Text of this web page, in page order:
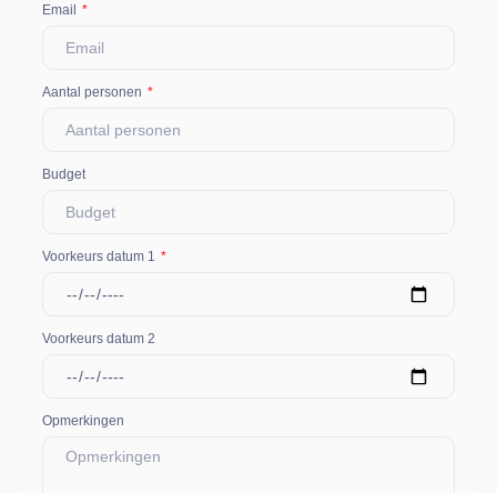
Email
Aantal personen
Budget
Voorkeurs datum 1
Voorkeurs datum 2
Opmerkingen